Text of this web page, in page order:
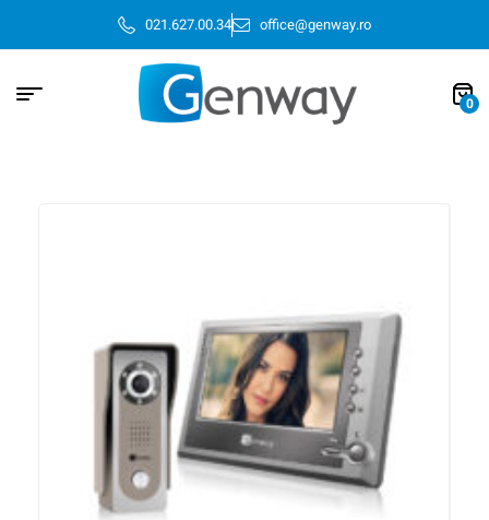
021.627.00.34 office@genway.ro
0